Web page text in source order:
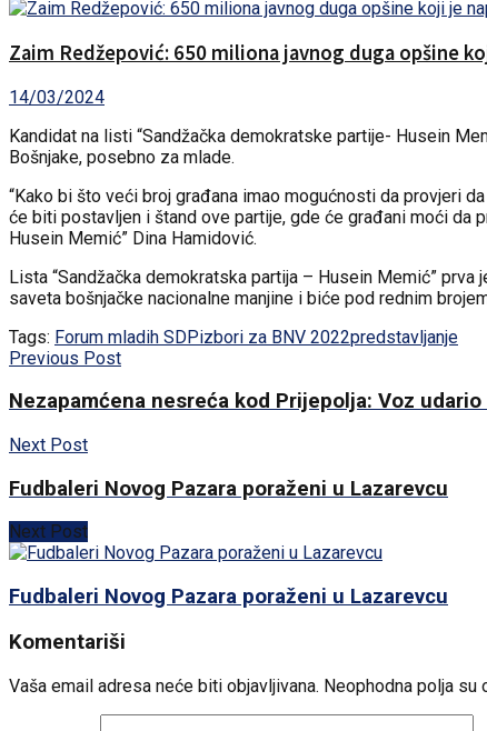
Zaim Redžepović: 650 miliona javnog duga opšine
14/03/2024
Kandidat na listi “Sandžačka demokratske partije- Husein
Bošnjake, posebno za mlade.
“Kako bi što veći broj građana imao mogućnosti da provjeri
će biti postavljen i štand ove partije, gde će građani moći da
Husein Memić” Dina Hamidović.
Lista “Sandžačka demokratska partija – Husein Memić”
saveta bošnjačke nacionalne manjine i biće pod rednim
Tags: Forum mladih SDPizbori za BNV 2022predstavljanje
Previous Post
Nezapamćena nesreća kod Prijepolja: Voz
Next Post
Fudbaleri Novog Pazara poraženi u Lazarevcu
Next Post
Fudbaleri Novog Pazara poraženi u Lazarevcu
Komentariši
Vaša email adresa neće biti objavljivana. Neophodna polja su